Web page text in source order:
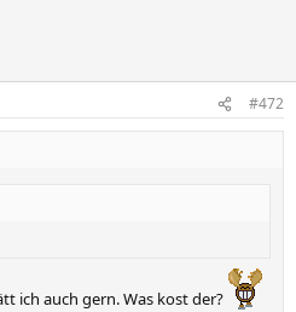
#472
ich auch gern. Was kost der?